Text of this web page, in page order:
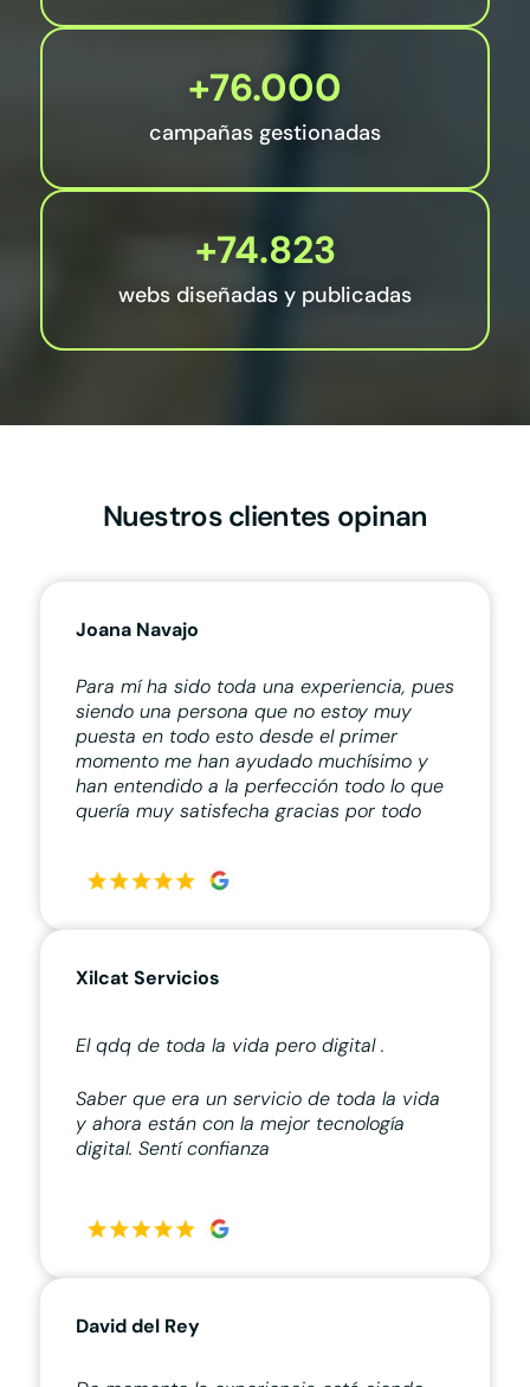
+76.000
campañas gestionadas
+74.823
webs diseñadas y publicadas
Nuestros clientes opinan
Joana Navajo
Para mí ha sido toda una experiencia, pues
siendo una persona que no estoy muy
puesta en todo esto desde el primer
momento me han ayudado muchísimo y
han entendido a la perfección todo lo que
quería muy satisfecha gracias por todo
Xilcat Servicios
El qdq de toda la vida pero digital .
Saber que era un servicio de toda la vida
y ahora están con la mejor tecnología
digital. Sentí confianza
David del Rey